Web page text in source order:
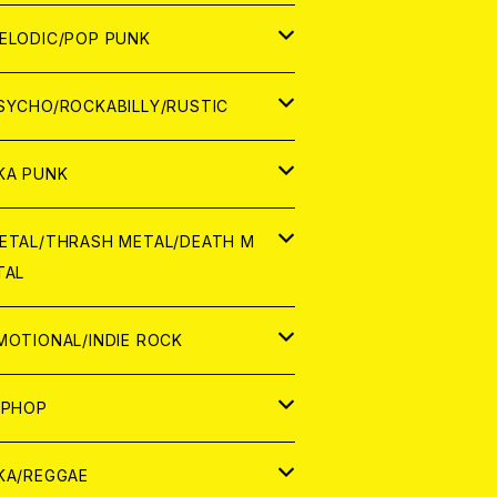
ログ
ログ
POP PUNK
ROCKABILLY/RUSTIC
PUNK
THRASH METAL/DEATH M
INDIE ROCK
REGGAE